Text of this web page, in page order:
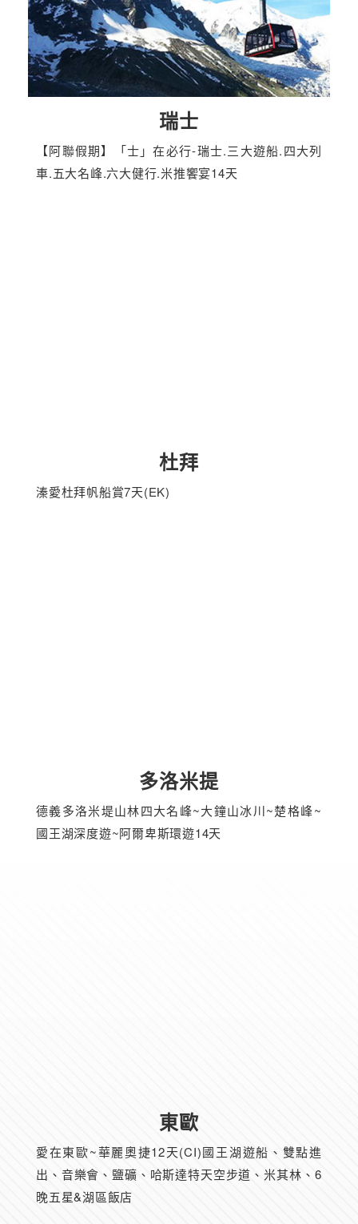
瑞士
【阿聯假期】「士」在必行-瑞士.三大遊船.四大列
車.五大名峰.六大健行.米推饗宴14天
杜拜
溱愛杜拜帆船賞7天(EK)
多洛米提
德義多洛米堤山林四大名峰~大鐘山冰川~楚格峰~
國王湖深度遊~阿爾卑斯環遊14天
東歐
愛在東歐~華麗奧捷12天(CI)國王湖遊船、雙點進
出、音樂會、鹽礦、哈斯達特天空步道、米其林、6
晚五星&湖區飯店